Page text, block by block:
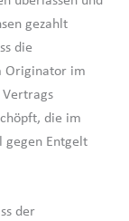
gezahlt
die
Originator im
Vertrags
die im
gegen Entgelt
der